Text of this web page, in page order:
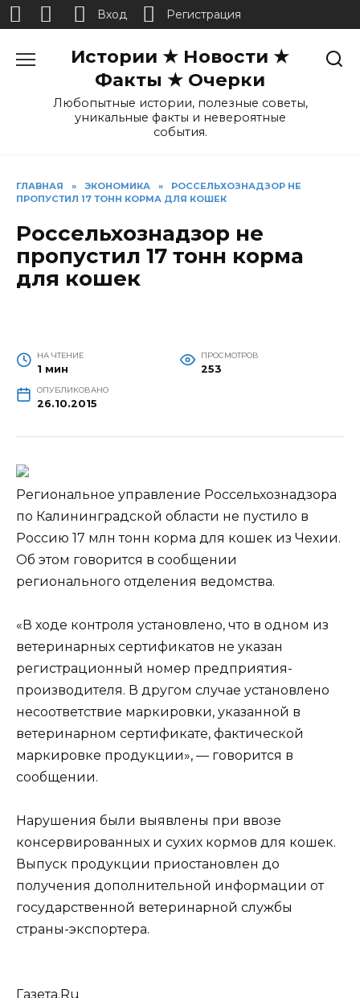
Истории ★ Новости ★
Факты ★ Очерки
Любопытные истории, полезные советы,
уникальные факты и невероятные
события.
ГЛАВНАЯ » ЭКОНОМИКА »
РОССЕЛЬХОЗНАДЗОР НЕ
ПРОПУСТИЛ 17 ТОНН КОРМА ДЛЯ КОШЕК
Россельхознадзор не
пропустил 17 тонн корма
для кошек
НА ЧТЕНИЕ
1 мин
ПРОСМОТРОВ
253
ОПУБЛИКОВАНО
26.10.2015
Региональное управление Россельхознадзора
по Калининградской области не пустило в
Россию 17 млн тонн корма для кошек из Чехии.
Об этом говорится в сообщении
регионального отделения ведомства.
«В ходе контроля установлено, что в одном из
ветеринарных сертификатов не указан
регистрационный номер предприятия-
производителя. В другом случае установлено
несоответствие маркировки, указанной в
ветеринарном сертификате, фактической
маркировке продукции», — говорится в
сообщении.
Нарушения были выявлены при ввозе
консервированных и сухих кормов для кошек.
Выпуск продукции приостановлен до
получения дополнительной информации от
государственной ветеринарной службы
страны-экспортера.
Газета.Ru
Вход Регистрация